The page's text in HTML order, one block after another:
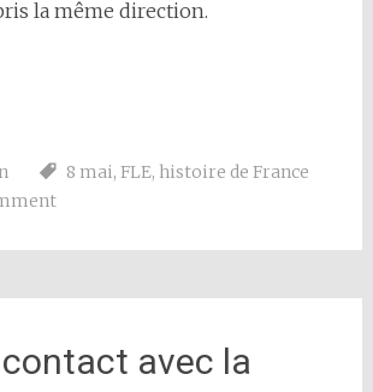
la même direction.
8 mai, FLE, histoire de France
avec la